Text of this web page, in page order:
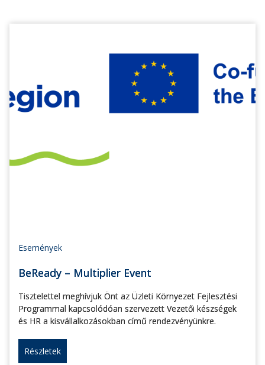
Események
BeReady – Multiplier Event
Tisztelettel meghívjuk Önt az Üzleti Környezet Fejlesztési
Programmal kapcsolódóan szervezett Vezetői készségek
és HR a kisvállalkozásokban című rendezvényünkre.
Részletek